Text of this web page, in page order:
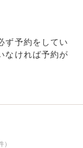
ず予約をしてい
なければ予約が